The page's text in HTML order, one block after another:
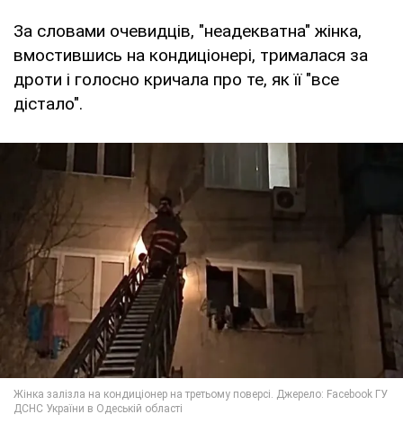
За словами очевидців, "неадекватна" жінка,
вмостившись на кондиціонері, трималася за
дроти і голосно кричала про те, як її "все
дістало".